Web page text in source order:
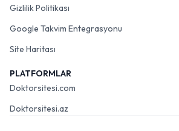
Gizlilik Politikası
Google Takvim Entegrasyonu
Site Haritası
PLATFORMLAR
Doktorsitesi.com
Doktorsitesi.az